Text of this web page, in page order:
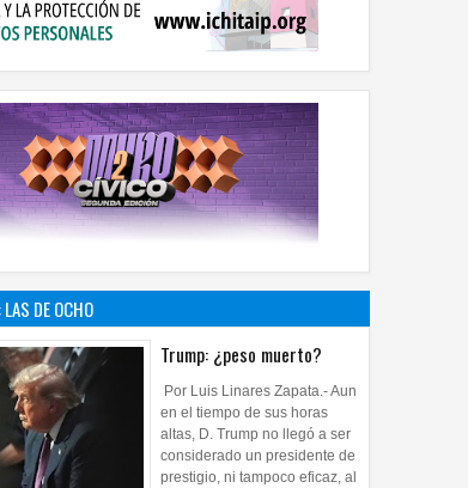
DE OCHO
Trump: ¿peso muerto?
Por Luis Linares Zapata.- Aun
en el tiempo de sus horas
altas, D. Trump no llegó a ser
considerado un presidente de
prestigio, ni tampoco eficaz, al